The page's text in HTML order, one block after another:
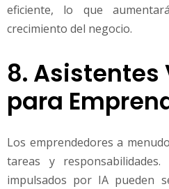
eficiente, lo que
crecimiento del negocio.
8. Asistentes
para
Los emprendedores a
tareas y
impulsados por IA pueden